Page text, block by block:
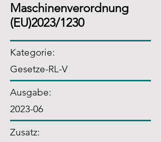
Maschinenverordnung
(EU)2023/1230
Kategorie:
Gesetze-RL-V
Ausgabe:
2023-06
Zusatz: